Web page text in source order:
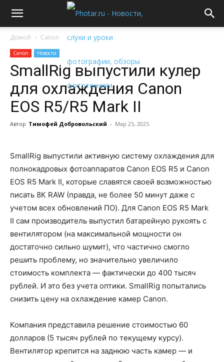
Домой Canon
Canon Новости
SmallRig выпустили кулер
для охлаждения Canon
EOS R5/R5 Mark II
Автор Тимофей Добровольский - Мар 25, 2025
SmallRig выпустили активную систему охлаждения для
полнокадровых фотоаппаратов Canon EOS R5 и Canon
EOS R5 Mark II, которые славятся своей возможностью
писать 8К RAW (правда, не более 50 минут даже с
учетом всех обновлений ПО). Для Canon EOS R5 Mark
II сам производитель выпустил батарейную рукоять с
вентилятором (на максимальной мощности он
достаточно сильно шумит), что частично смогло
решить проблему, но значительно увеличило
стоимость комплекта — фактически до 400 тысяч
рублей. И это без учета оптики. SmallRig попытались
снизить цену на охлаждение камер Canon.
Компания представила решение стоимостью 60
долларов (5 тысяч рублей по текущему курсу).
Вентилятор крепится на заднюю часть камер — и